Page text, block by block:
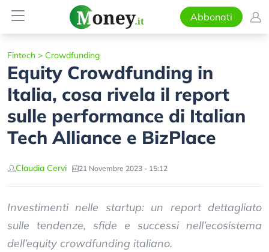
Abbonati
Fintech > Crowdfunding
Equity Crowdfunding in
Italia, cosa rivela il report
sulle performance di Italian
Tech Alliance e BizPlace
Claudia Cervi 21 Novembre 2023 - 15:12
Investimenti nelle startup: un report dettagliato
sulle tendenze, sfide e successi nell’ecosistema
dell’equity crowdfunding italiano.